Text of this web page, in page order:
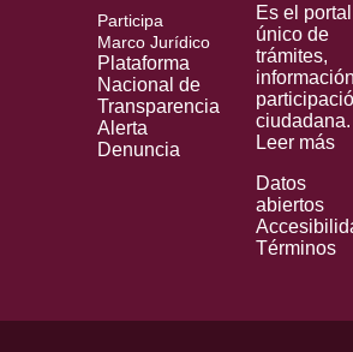
Participa
Marco Jurídico
Plataforma
Nacional de
Transparencia
Alerta
Denuncia
Es el portal
único de
trámites,
ciudadana.
Leer más
Datos
abiertos
Términos